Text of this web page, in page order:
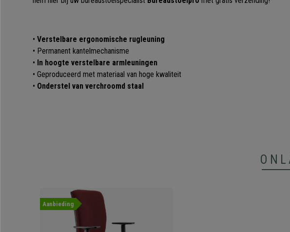
• Verstelbare ergonomische rugleuning
• Permanent kantelmechanisme
• In hoogte verstelbare armleuningen
• Geproduceerd met materiaal van hoge kwaliteit
• Onderstel van verchroomd staal
Aanbieding